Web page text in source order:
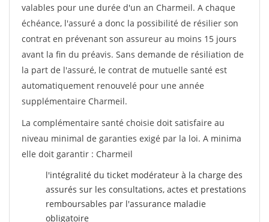
valables pour une durée d'un an Charmeil. A chaque
échéance, l'assuré a donc la possibilité de résilier son
contrat en prévenant son assureur au moins 15 jours
avant la fin du préavis. Sans demande de résiliation de
la part de l'assuré, le contrat de mutuelle santé est
automatiquement renouvelé pour une année
supplémentaire Charmeil.
La complémentaire santé choisie doit satisfaire au
niveau minimal de garanties exigé par la loi. A minima
elle doit garantir : Charmeil
l'intégralité du ticket modérateur à la charge des
assurés sur les consultations, actes et prestations
remboursables par l'assurance maladie
obligatoire